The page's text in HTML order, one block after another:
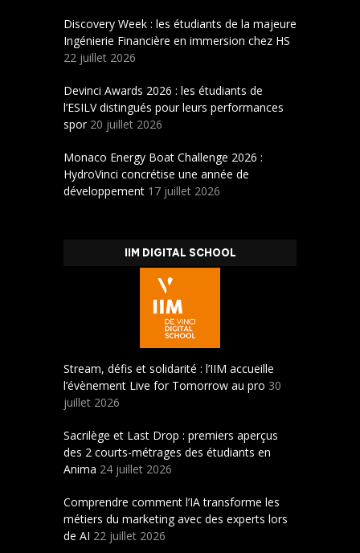
Discovery Week : les étudiants de la majeure
Ingénierie Financière en immersion chez HS
22 juillet 2026
Devinci Awards 2026 : les étudiants de
l’ESILV distingués pour leurs performances
spor 20 juillet 2026
Monaco Energy Boat Challenge 2026 :
HydroVinci concrétise une année de
développement 17 juillet 2026
IIM DIGITAL SCHOOL
Stream, défis et solidarité : l’IIM accueille
l’évènement Live for Tomorrow au pro 30
juillet 2026
Sacrilège et Last Drop : premiers aperçus
des 2 courts-métrages des étudiants en
Anima 24 juillet 2026
Comprendre comment l’IA transforme les
métiers du marketing avec des experts lors
de AI 22 juillet 2026